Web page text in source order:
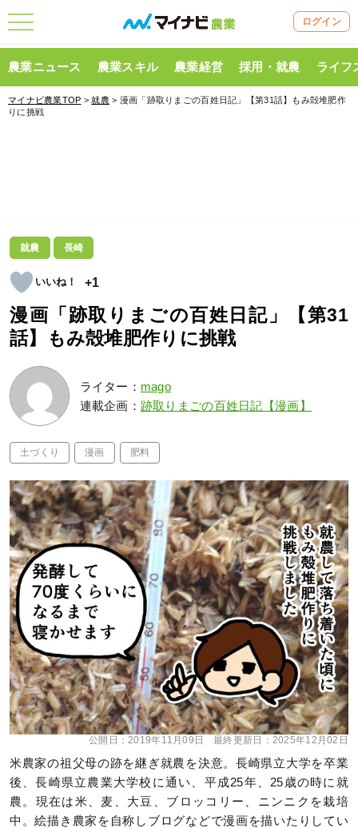
ログイン
農業ニュース 農業スキル 農業経営 採用・就農 ライフ
マイナビ農業TOP >就農 > 漫画「跡取りまごの百姓日記」【第31話】もみ殻堆肥作
りに挑戦
就農 長崎
+1
漫画「跡取りまごの百姓日記」【第31
話】もみ殻堆肥作りに挑戦
ライター： mago
連載企画： 跡取りまごの百姓日記【漫画】
土づくり 漫画 肥料
公開日：2019年11月09日 最終更新日： 2025年12月02日
米農家の祖父母の跡を継ぎ就農を決意。長崎県立大学を卒業
後、長崎県立農業大学校に通い、平成25年、25歳の時に就
農。現在は米、麦、大豆、ブロッコリー、ニンニクを栽培
中。絵描き農家を自称しブログなどで漫画を描いたりしてい